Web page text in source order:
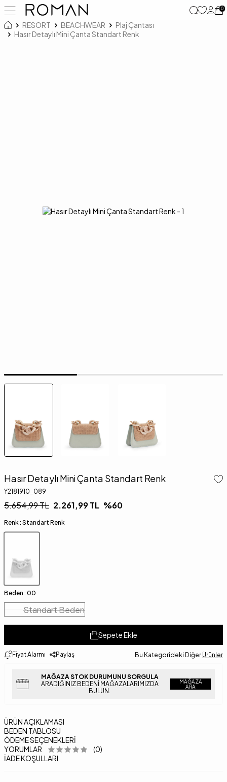
0
RESORT BEACHWEAR
Plaj Çantası
Hasır Detaylı Mini Çanta Standart Renk
Hasır Detaylı Mini Çanta Standart Renk
Y2181910_089
5.654,99TL 2.261,99TL %60
Renk : Standart Renk
Beden : 00
Standart Beden
Sepete Ekle
Fiyat Alarmı Paylaş Bu Kategorideki Diğer Ürünler
MAĞAZA STOK DURUMUNU SORGULA
ARADIĞINIZ BEDENI MAĞAZALARIMIZDA
BULUN.
MAĞAZA
ARA
ÜRÜN AÇIKLAMASI
BEDEN TABLOSU
ÖDEME SEÇENEKLERI
YORUMLAR
(0)
İADE KOŞULLARI